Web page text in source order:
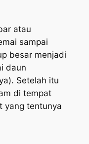
atau
sampai
besar menjadi
daun
Setelah itu
di tempat
yang tentunya